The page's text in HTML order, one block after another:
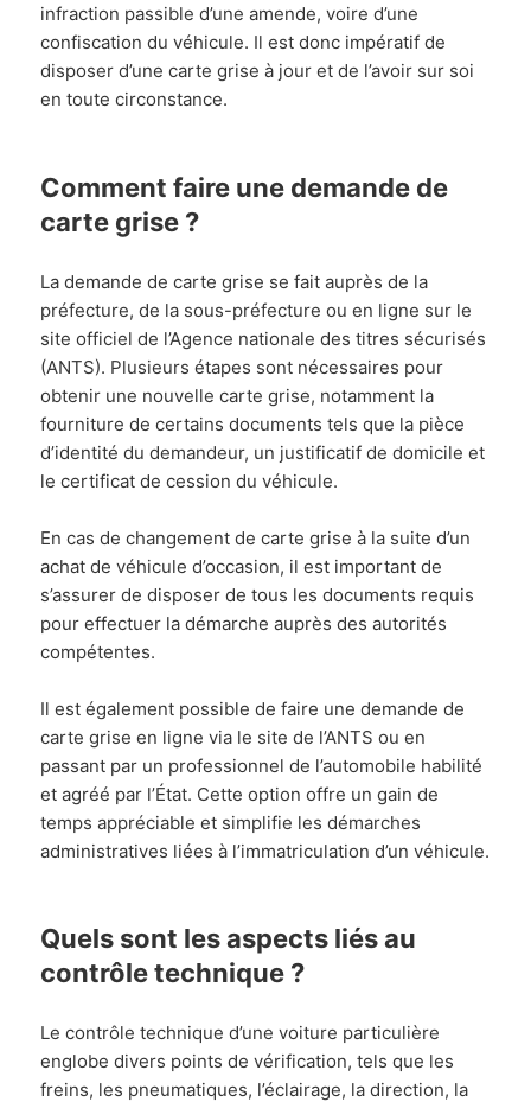
infraction passible d’une amende, voire d’une
confiscation du véhicule. Il est donc impératif de
disposer d’une carte grise à jour et de l’avoir sur soi
en toute circonstance.
Comment faire une demande de
carte grise ?
La demande de carte grise se fait auprès de la
préfecture, de la sous-préfecture ou en ligne sur le
site officiel de l’Agence nationale des titres sécurisés
(ANTS). Plusieurs étapes sont nécessaires pour
obtenir une nouvelle carte grise, notamment la
fourniture de certains documents tels que la pièce
d’identité du demandeur, un justificatif de domicile et
le certificat de cession du véhicule.
En cas de changement de carte grise à la suite d’un
achat de véhicule d’occasion, il est important de
s’assurer de disposer de tous les documents requis
pour effectuer la démarche auprès des autorités
compétentes.
Il est également possible de faire une demande de
carte grise en ligne via le site de l’ANTS ou en
passant par un professionnel de l’automobile habilité
et agréé par l’État. Cette option offre un gain de
temps appréciable et simplifie les démarches
administratives liées à l’immatriculation d’un véhicule.
Quels sont les aspects liés au
contrôle technique ?
Le contrôle technique d’une voiture particulière
englobe divers points de vérification, tels que les
freins, les pneumatiques, l’éclairage, la direction, la